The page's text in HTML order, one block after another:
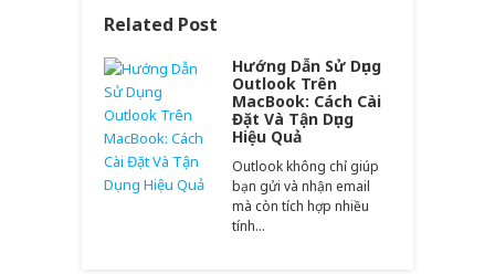
Related Post
Hướng Dẫn Sử Dụng
Outlook Trên
MacBook: Cách Cài
Đặt Và Tận Dụng
Hiệu Quả
Outlook không chỉ giúp
bạn gửi và nhận email
mà còn tích hợp nhiều
tính…